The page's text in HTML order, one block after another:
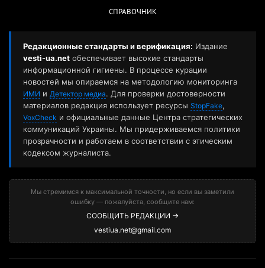
СПРАВОЧНИК
Редакционные стандарты и верификация: Издание
vesti-ua.net обеспечивает высокие стандарты
информационной гигиены. В процессе курации
новостей мы опираемся на методологию мониторинга
ИМИ и Детектор медиа. Для проверки достоверности
материалов редакция использует ресурсы StopFake,
VoxCheck и официальные данные Центра стратегических
коммуникаций Украины. Мы придерживаемся политики
прозрачности и работаем в соответствии с этическим
кодексом журналиста.
Мы стремимся к максимальной точности, но если вы заметили
ошибку — пожалуйста, сообщите нам:
СООБЩИТЬ РЕДАКЦИИ →
vestiua.net@gmail.com